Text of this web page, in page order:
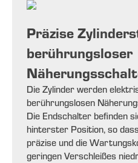
Präzise
berührungsloser
Die Zylinder werden
berührungslosen
Die Endschalter befinden
hinterster Position, so
präzise und die
geringen Verschleißes